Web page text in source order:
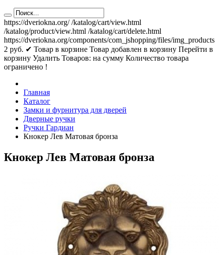
https://dveriokna.org/ /katalog/cart/view.html
/katalog/product/view.html /katalog/cart/delete.html
https://dveriokna.org/components/com_jshopping/files/img_products
2 руб. ✔ Товар в корзине Товар добавлен в корзину Перейти в
корзину Удалить Товаров: на сумму Количество товара
ограничено !
Главная
Каталог
Замки и фурнитура для дверей
Дверные ручки
Ручки Гардиан
Кнокер Лев Матовая бронза
Кнокер Лев Матовая бронза